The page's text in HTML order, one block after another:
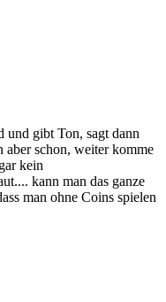
gibt Ton, sagt dann
aber schon, weiter komme
kein
kann man das ganze
man ohne Coins spielen